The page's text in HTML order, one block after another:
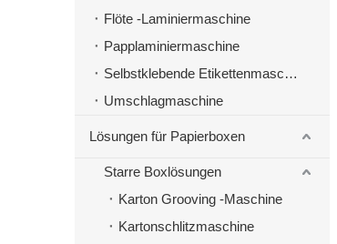
Flöte -Laminiermaschine
Papplaminiermaschine
Selbstklebende Etikettenmaschinen
Umschlagmaschine
Lösungen für Papierboxen
Starre Boxlösungen
Karton Grooving -Maschine
Kartonschlitzmaschine